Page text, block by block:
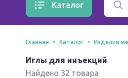
Каталог
Главная Каталог Изделия
Иглы для инъекций
Найдено 32 товара